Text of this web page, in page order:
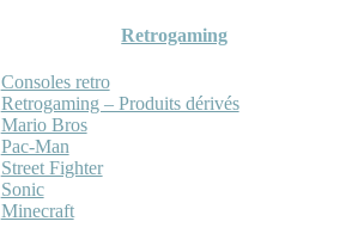
Retrogaming
Consoles retro
Retrogaming – Produits dérivés
Mario Bros
Pac-Man
Street Fighter
Sonic
Minecraft